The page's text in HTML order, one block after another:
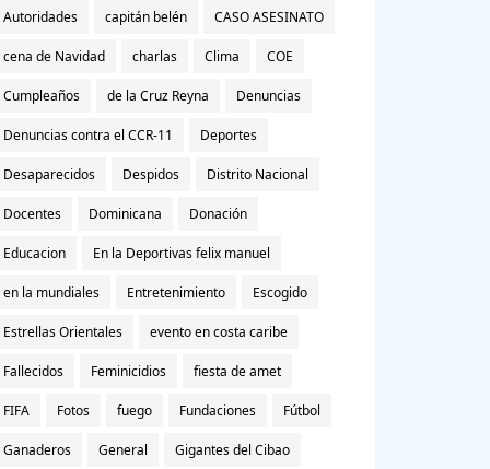
Autoridades capitán belén CASO ASESINATO
cena de Navidad charlas Clima COE
Cumpleaños de la Cruz Reyna Denuncias
Denuncias contra el CCR-11 Deportes
Desaparecidos Despidos Distrito Nacional
Docentes Dominicana Donación
Educacion En la Deportivas felix manuel
en la mundiales Entretenimiento Escogido
Estrellas Orientales evento en costa caribe
Fallecidos Feminicidios fiesta de amet
FIFA Fotos fuego Fundaciones Fútbol
Ganaderos General Gigantes del Cibao